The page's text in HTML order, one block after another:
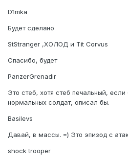
D1mka
Будет сделано
StStranger ,ХОЛОД и Tit Corvus
Спасибо, будет
PanzerGrenadir
Это стеб, хотя стеб печальный, если
нормальных солдат, описал бы.
Basilevs
Давай, в массы. =) Это эпизод с
shock trooper